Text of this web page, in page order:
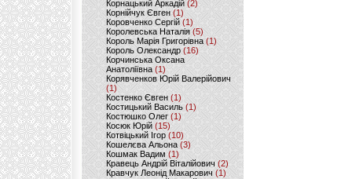
Корнацький Аркадій (2)
Корнійчук Євген (1)
Коровченко Сергій (1)
Королевська Наталія(5)
Король Марія Григорівна (1)
Король Олександр (16)
Корчинська Оксана
Анатоліївна (1)
Корявченков Юрій Валерійович
(1)
Костенко Євген (1)
Костицький Василь (1)
Костюшко Олег (1)
Косюк Юрій (15)
Котвіцький Ігор (10)
Кошелєва Альона(3)
Кошмак Вадим (1)
Кравець Андрій Віталійович (2)
Кравчук Леонід Макарович (1)